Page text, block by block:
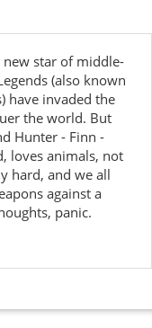
star of middle-
(also known
have invaded the
the world. But
Hunter - Finn -
loves animals, not
hard, and we all
against a
panic.